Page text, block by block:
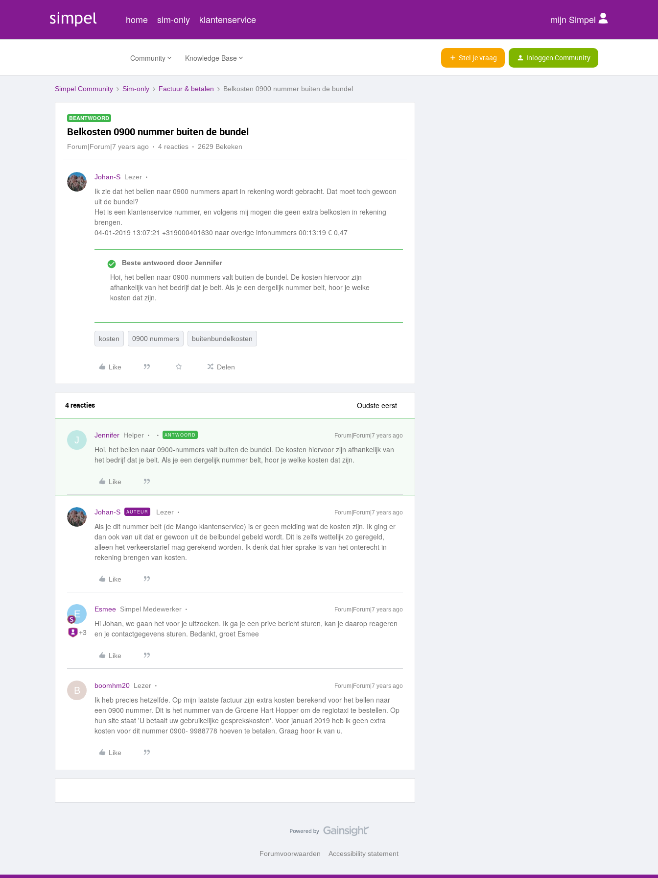
home sim-only klantenservice mijn Simpel
Community Knowledge Base Stel je vraag Inloggen Community
Simpel Community Sim-only Factuur & betalen Belkosten 0900 nummer buiten de bundel
BEANTWOORD
Belkosten 0900 nummer buiten de bundel
Forum|Forum|7 years ago 4 reacties 2629 Bekeken
Johan-S Lezer
Ik zie dat het bellen naar 0900 nummers apart in rekening wordt gebracht. Dat moet toch gewoon
uit de bundel?
Het is een klantenservice nummer, en volgens mij mogen die geen extra belkosten in rekening
brengen.
04-01-2019 13:07:21 +319000401630 naar overige infonummers 00:13:19 € 0,47
Beste antwoord doorJennifer
Hoi, het bellen naar 0900-nummers valt buiten de bundel. De kosten hiervoor zijn
afhankelijk van het bedrijf dat je belt. Als je een dergelijk nummer belt, hoor je welke
kosten dat zijn.
kosten 0900 nummers buitenbundelkosten
Like Delen
4 reacties Oudste eerst
J Jennifer Helper ANTWOORD Forum|Forum|7 years ago
Hoi, het bellen naar 0900-nummers valt buiten de bundel. De kosten hiervoor zijn afhankelijk van
het bedrijf dat je belt. Als je een dergelijk nummer belt, hoor je welke kosten dat zijn.
Like
Johan-S AUTEUR Lezer Forum|Forum|7 years ago
Als je dit nummer belt (de Mango klantenservice) is er geen melding wat de kosten zijn. Ik ging er
dan ook van uit dat er gewoon uit de belbundel gebeld wordt. Dit is zelfs wettelijk zo geregeld,
alleen het verkeerstarief mag gerekend worden. Ik denk dat hier sprake is van het onterecht in
rekening brengen van kosten.
Like
E
+3
Esmee Simpel Medewerker Forum|Forum|7 years ago
Hi Johan, we gaan het voor je uitzoeken. Ik ga je een prive bericht sturen, kan je daarop reageren
en je contactgegevens sturen. Bedankt, groet Esmee
Like
B boomhm20 Lezer Forum|Forum|7 years ago
Ik heb precies hetzelfde. Op mijn laatste factuur zijn extra kosten berekend voor het bellen naar
een 0900 nummer. Dit is het nummer van de Groene Hart Hopper om de regiotaxi te bestellen. Op
hun site staat 'U betaalt uw gebruikelijke gesprekskosten'. Voor januari 2019 heb ik geen extra
kosten voor dit nummer 0900- 9988778 hoeven te betalen. Graag hoor ik van u.
Like
Forumvoorwaarden Accessibility statement